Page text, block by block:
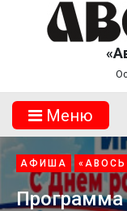
Mеню
АФИША
Программа